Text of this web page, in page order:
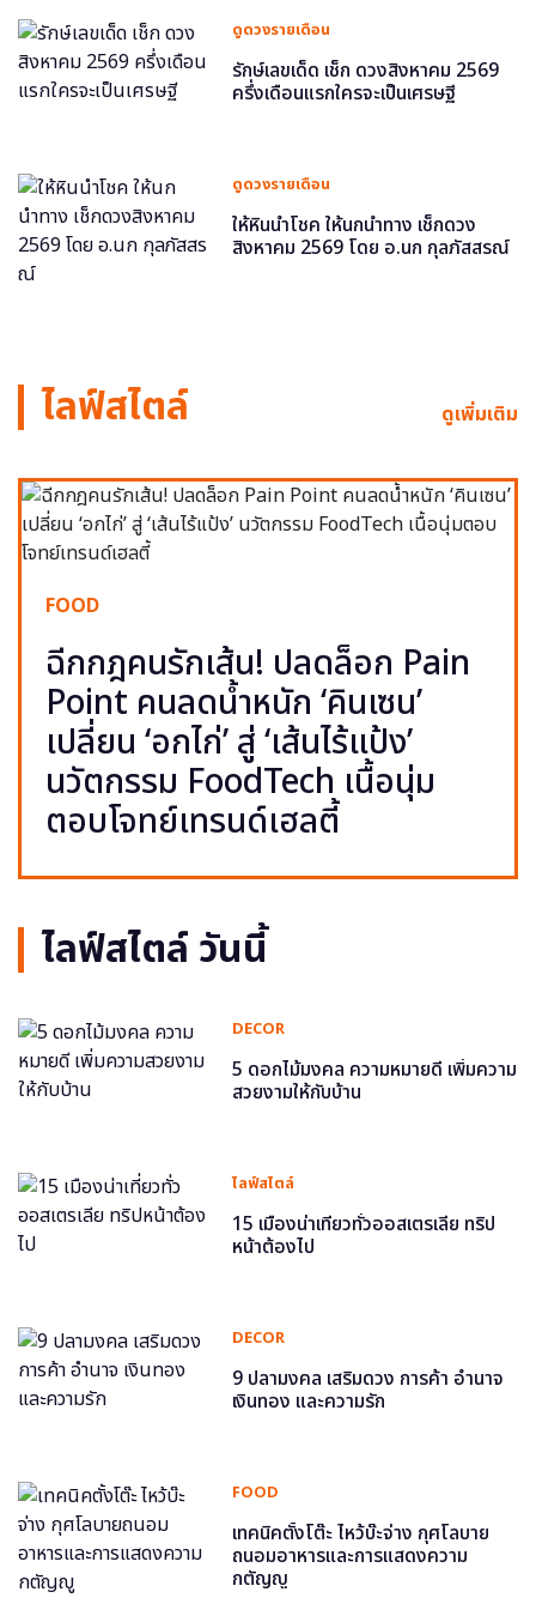
ดูดวงรายเดือน
รักษ์เลขเด็ด เช็ก ดวงสิงหาคม 2569
ครึ่งเดือนแรกใครจะเป็นเศรษฐี
ดูดวงรายเดือน
ให้หินนำโชค ให้นกนำทาง เช็กดวง
สิงหาคม 2569 โดย อ.นก กุลภัสสรณ์
ไลฟ์สไตล์ ดูเพิ่มเติม
FOOD
ฉีกกฎคนรักเส้น! ปลดล็อก Pain
Point คนลดน้ำหนัก ‘คินเซน’
เปลี่ยน ‘อกไก่’ สู่ ‘เส้นไร้แป้ง’
นวัตกรรม FoodTech เนื้อนุ่ม
ตอบโจทย์เทรนด์เฮลตี้
ไลฟ์สไตล์ วันนี้
DECOR
5 ดอกไม้มงคล ความหมายดี เพิ่มความ
สวยงามให้กับบ้าน
ไลฟ์สไตล์
15 เมืองน่าเที่ยวทั่วออสเตรเลีย ทริป
หน้าต้องไป
DECOR
9 ปลามงคล เสริมดวง การค้า อำนาจ
เงินทอง และความรัก
FOOD
เทคนิคตั้งโต๊ะ ไหว้บ๊ะจ่าง กุศโลบาย
ถนอมอาหารและการแสดงความ
กตัญญู